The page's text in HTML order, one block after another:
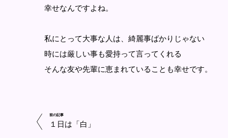
幸せなんですよね。
私にとって大事な人は、綺麗事ばかりじゃない
時には厳しい事も愛持って言ってくれる
そんな友や先輩に恵まれていることも幸せです。
前の記事
１日は「白」